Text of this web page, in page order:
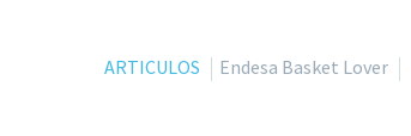
ARTICULOS Endesa Basket Lover